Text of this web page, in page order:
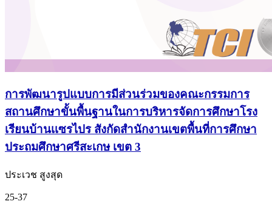
การพัฒนารูปแบบการมีส่วนร่วมของคณะกรรมการ
สถานศึกษาขั้นพื้นฐานในการบริหารจัดการศึกษาโรง
เรียนบ้านเเซรไปร สังกัดสำนักงานเขตพื้นที่การศึกษา
ประถมศึกษาศรีสะเกษ เขต 3
ประเวช สูงสุด
25-37